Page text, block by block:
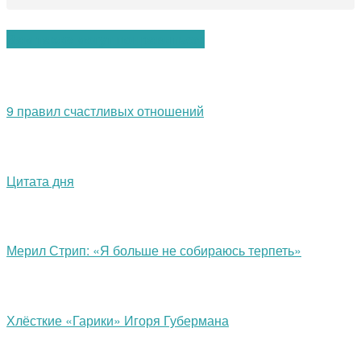
9 правил счастливых отношений
Цитата дня
Мерил Стрип: «Я больше не собираюсь терпеть»
Хлёсткие «Гарики» Игоря Губермана